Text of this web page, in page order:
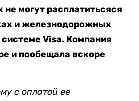
могут расплатитьсяся
и железнодорожных
Visa. Компания
и пообещала вскоре
с оплатой ее